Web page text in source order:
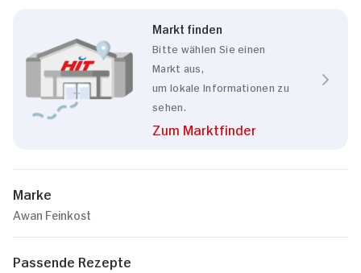
Markt finden
Bitte wählen Sie einen
Markt aus,
um lokale Informationen zu
sehen.
Zum Marktfinder
Marke
Awan Feinkost
Passende Rezepte